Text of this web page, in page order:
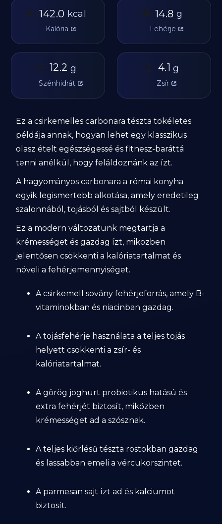
🔥 142.0 kcal
Kalória
🥩 14.8 g
Fehérje
🥔 12.2 g
Szénhidrát
🫒 4.1 g
Zsír
Ez a csirkemelles carbonara tészta tökéletes
példája annak, hogyan lehet egy klasszikus
olasz ételt egészségessé és fitnesz-baráttá
tenni anélkül, hogy feláldoznánk az ízt.
A hagyományos carbonara a római konyha
egyik legismertebb alkotása, amely eredetileg
szalonnából, tojásból és sajtból készült.
Ez a modern változatunk megtartja a
krémességet és gazdag ízt, miközben
jelentősen csökkenti a kalóriatartalmat és
növeli a fehérjemennyiséget.
A csirkemell sovány fehérjeforrás, amely B-
vitaminokban és niacinban gazdag.
A tojásfehérje használata a teljes tojás
helyett csökkenti a zsír- és
kalóriatartalmat.
A görög joghurt probiotikus hatású és
extra fehérjét biztosít, miközben
krémességet ad a szósznak.
A teljes kiőrlésű tészta rostokban gazdag
és lassabban emeli a vércukorszintet.
A parmesan sajt ízt ad és kalciumot
biztosít.